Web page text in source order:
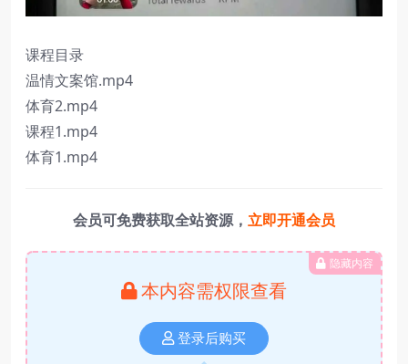
课程目录
温情文案馆.mp4
体育2.mp4
课程1.mp4
体育1.mp4
会员可免费获取全站资源， 立即开通会员
隐藏内容
本内容需权限查看
登录后购买